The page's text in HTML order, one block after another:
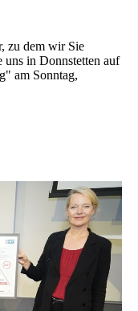
zu dem wir Sie
uns in Donnstetten auf
am Sonntag,